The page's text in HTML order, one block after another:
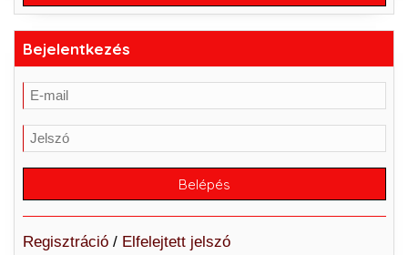
Bejelentkezés
Regisztráció/ Elfelejtett jelszó